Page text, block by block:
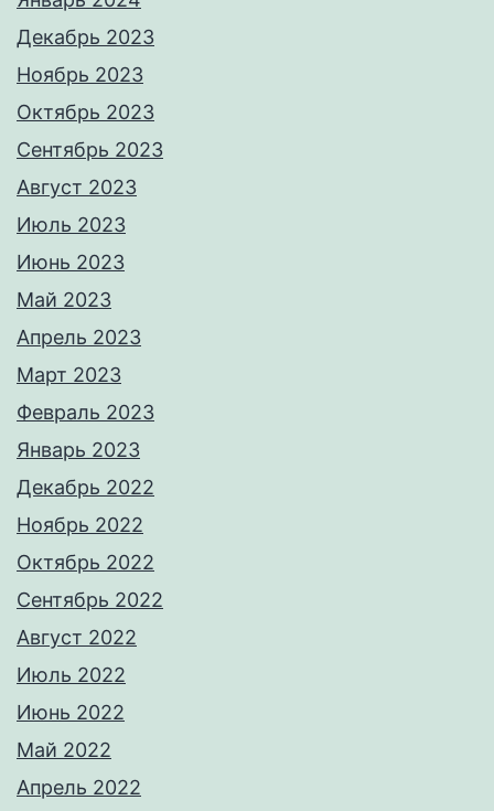
Декабрь 2023
Ноябрь 2023
Октябрь 2023
Сентябрь 2023
Август 2023
Июль 2023
Июнь 2023
Май 2023
Апрель 2023
Март 2023
Февраль 2023
Январь 2023
Декабрь 2022
Ноябрь 2022
Октябрь 2022
Сентябрь 2022
Август 2022
Июль 2022
Июнь 2022
Май 2022
Апрель 2022